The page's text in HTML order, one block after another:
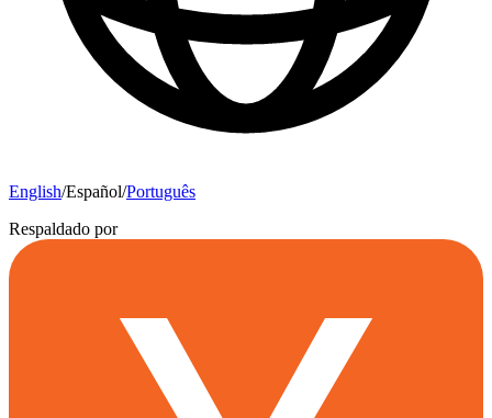
English/Español/Português
Respaldado por